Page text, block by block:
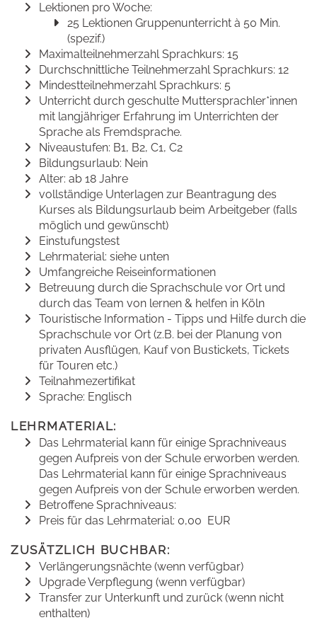
Lektionen pro Woche:
25 Lektionen Gruppenunterricht à 50 Min.
(spezif.)
Maximalteilnehmerzahl Sprachkurs: 15
Durchschnittliche Teilnehmerzahl Sprachkurs: 12
Mindestteilnehmerzahl Sprachkurs: 5
Unterricht durch geschulte Muttersprachler*innen
mit langjähriger Erfahrung im Unterrichten der
Sprache als Fremdsprache.
Niveaustufen: B1, B2, C1, C2
Bildungsurlaub: Nein
Alter: ab 18 Jahre
vollständige Unterlagen zur Beantragung des
Kurses als Bildungsurlaub beim Arbeitgeber (falls
möglich und gewünscht)
Einstufungstest
Lehrmaterial: siehe unten
Umfangreiche Reiseinformationen
Betreuung durch die Sprachschule vor Ort und
durch das Team von lernen & helfen in Köln
Touristische Information - Tipps und Hilfe durch die
Sprachschule vor Ort (z.B. bei der Planung von
privaten Ausflügen, Kauf von Bustickets, Tickets
für Touren etc.)
Teilnahmezertifikat
Sprache: Englisch
LEHRMATERIAL:
Das Lehrmaterial kann für einige Sprachniveaus
gegen Aufpreis von der Schule erworben werden.
Das Lehrmaterial kann für einige Sprachniveaus
gegen Aufpreis von der Schule erworben werden.
Betroffene Sprachniveaus:
Preis für das Lehrmaterial: 0,00 EUR
ZUSÄTZLICH BUCHBAR:
Verlängerungsnächte (wenn verfügbar)
Upgrade Verpflegung (wenn verfügbar)
Transfer zur Unterkunft und zurück (wenn nicht
enthalten)